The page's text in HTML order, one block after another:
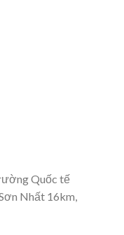
Quốc tế
Nhất 16km,